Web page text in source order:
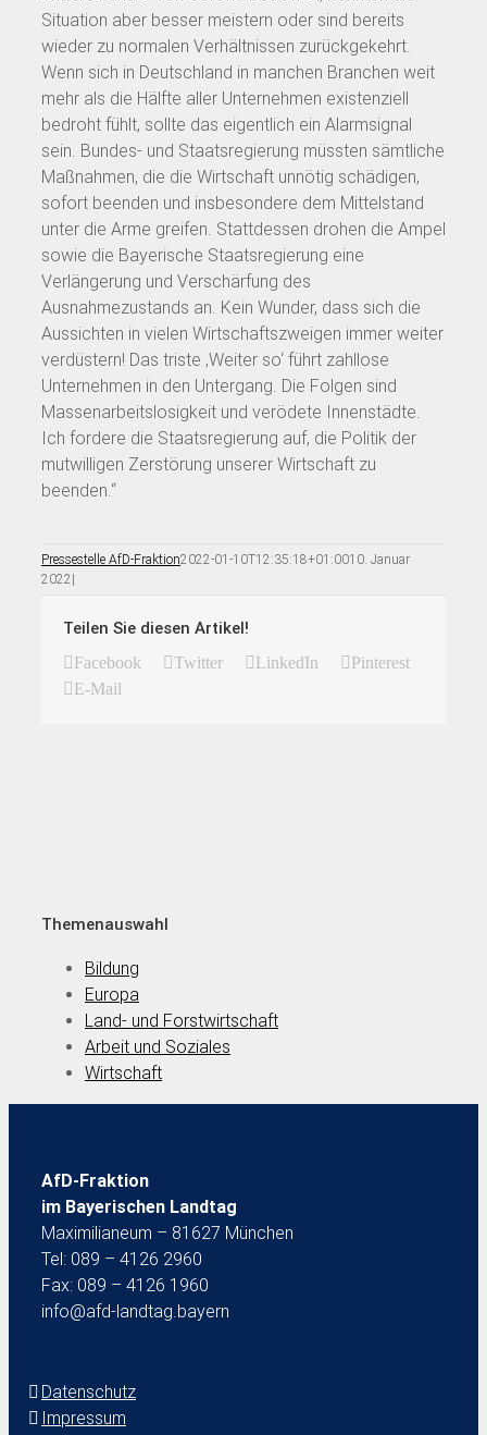
Situation aber besser meistern oder sind bereits
wieder zu normalen Verhältnissen zurückgekehrt.
Wenn sich in Deutschland in manchen Branchen weit
mehr als die Hälfte aller Unternehmen existenziell
bedroht fühlt, sollte das eigentlich ein Alarmsignal
sein. Bundes- und Staatsregierung müssten sämtliche
Maßnahmen, die die Wirtschaft unnötig schädigen,
sofort beenden und insbesondere dem Mittelstand
unter die Arme greifen. Stattdessen drohen die Ampel
sowie die Bayerische Staatsregierung eine
Verlängerung und Verschärfung des
Ausnahmezustands an. Kein Wunder, dass sich die
Aussichten in vielen Wirtschaftszweigen immer weiter
verdüstern! Das triste ‚Weiter so‘ führt zahllose
Unternehmen in den Untergang. Die Folgen sind
Massenarbeitslosigkeit und verödete Innenstädte.
Ich fordere die Staatsregierung auf, die Politik der
mutwilligen Zerstörung unserer Wirtschaft zu
beenden.“
Pressestelle AfD-Fraktion2022-01-10T12:35:18+01:0010. Januar
2022 |
Teilen Sie diesen Artikel!
Facebook Twitter LinkedIn
Pinterest
E-Mail
Themenauswahl
Bildung
Europa
Land- und Forstwirtschaft
Arbeit und Soziales
Wirtschaft
AfD-Fraktion
im Bayerischen Landtag
Maximilianeum – 81627 München
Tel: 089 – 4126 2960
Fax: 089 – 4126 1960
info@afd-landtag.bayern
Datenschutz
Impressum